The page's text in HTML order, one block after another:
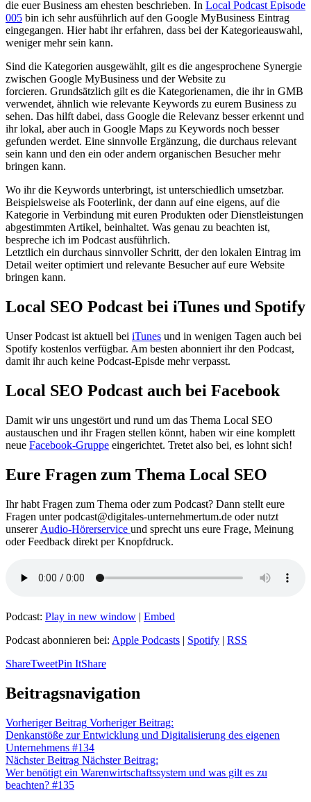
die euer Business am ehesten beschrieben. In Local Podcast Episode
005 bin ich sehr ausführlich auf den Google MyBusiness Eintrag
eingegangen. Hier habt ihr erfahren, dass bei der Kategorieauswahl,
weniger mehr sein kann.
Sind die Kategorien ausgewählt, gilt es die angesprochene Synergie
zwischen Google MyBusiness und der Website zu
forcieren. Grundsätzlich gilt es die Kategorienamen, die ihr in GMB
verwendet, ähnlich wie relevante Keywords zu eurem Business zu
sehen. Das hilft dabei, dass Google die Relevanz besser erkennt und
ihr lokal, aber auch in Google Maps zu Keywords noch besser
gefunden werdet. Eine sinnvolle Ergänzung, die durchaus relevant
sein kann und den ein oder andern organischen Besucher mehr
bringen kann.
Wo ihr die Keywords unterbringt, ist unterschiedlich umsetzbar.
Beispielsweise als Footerlink, der dann auf eine eigens, auf die
Kategorie in Verbindung mit euren Produkten oder Dienstleistungen
abgestimmten Artikel, beinhaltet. Was genau zu beachten ist,
bespreche ich im Podcast ausführlich.
Letztlich ein durchaus sinnvoller Schritt, der den lokalen Eintrag im
Detail weiter optimiert und relevante Besucher auf eure Website
bringen kann.
Local SEO Podcast bei iTunes und Spotify
Unser Podcast ist aktuell bei iTunes und in wenigen Tagen auch bei
Spotify kostenlos verfügbar. Am besten abonniert ihr den Podcast,
damit ihr auch keine Podcast-Episde mehr verpasst.
Local SEO Podcast auch bei Facebook
Damit wir uns ungestört und rund um das Thema Local SEO
austauschen und ihr Fragen stellen könnt, haben wir eine komplett
neue Facebook-Gruppe eingerichtet. Tretet also bei, es lohnt sich!
Eure Fragen zum Thema Local SEO
Ihr habt Fragen zum Thema oder zum Podcast? Dann stellt eure
Fragen unter podcast@digitales-unternehmertum.de oder nutzt
unserer Audio-Hörerservice und sprecht uns eure Frage, Meinung
oder Feedback direkt per Knopfdruck.
Podcast: Play in new window | Embed
Podcast abonnieren bei: Apple Podcasts | Spotify | RSS
ShareTweetPin ItShare
Beitragsnavigation
Vorheriger Beitrag Vorheriger Beitrag:
Denkanstöße zur Entwicklung und Digitalisierung des eigenen
Unternehmens #134
Nächster Beitrag Nächster Beitrag:
Wer benötigt ein Warenwirtschaftssystem und was gilt es zu
beachten? #135